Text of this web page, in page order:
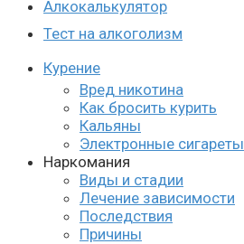
Алкокалькулятор
Тест на алкоголизм
Курение
Вред никотина
Как бросить курить
Кальяны
Электронные сигареты
Наркомания
Виды и стадии
Лечение зависимости
Последствия
Причины